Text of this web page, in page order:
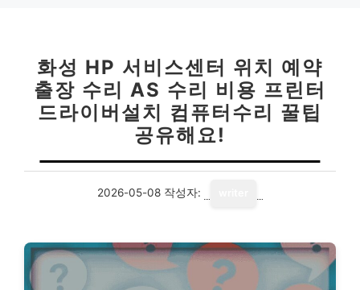
화성 HP 서비스센터 위치 예약
출장 수리 AS 수리 비용 프린터
드라이버설치 컴퓨터수리 꿀팁
공유해요!
2026-05-08 작성자: